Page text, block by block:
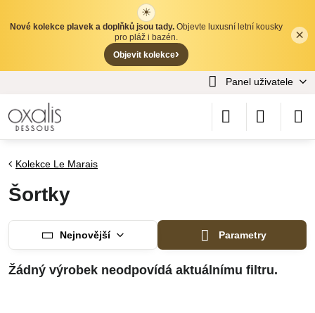
✕
×
☀
Nové kolekce plavek a doplňků jsou tady. Objevte luxusní letní kousky
pro pláž i bazén.
Objevit kolekce›
Panel uživatele
Kolekce Le Marais
Šortky
Nejnovější Parametry